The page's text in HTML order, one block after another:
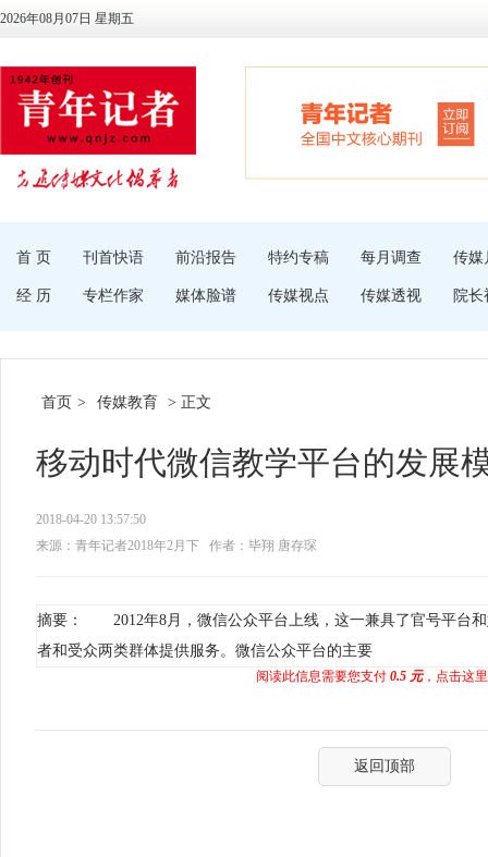
2026年08月07日 星期五
首 页 刊首快语 前沿报告 特约专稿 每月调查 传媒
经 历 专栏作家 媒体脸谱 传媒视点 传媒透视 院长
首页 > 传媒教育 > 正文
移动时代微信教学平台的发展
2018-04-20 13:57:50
来源：青年记者2018年2月下
作者：毕翔 唐存琛
摘要： 2012年8月，微信公众平台上线，这一兼具了官号平台和
者和受众两类群体提供服务。微信公众平台的主要
阅读此信息需要您支付 0.5 元，点击这
返回顶部